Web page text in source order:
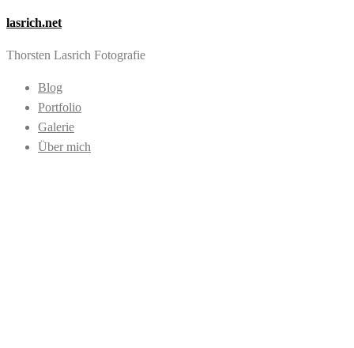
lasrich.net
Thorsten Lasrich Fotografie
Blog
Portfolio
Galerie
Über mich